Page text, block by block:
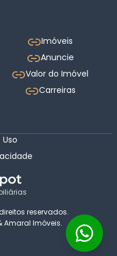
Imóveis
Anuncie
Valor do Imóvel
Carreiras
reservados.
Amaral Imóveis.